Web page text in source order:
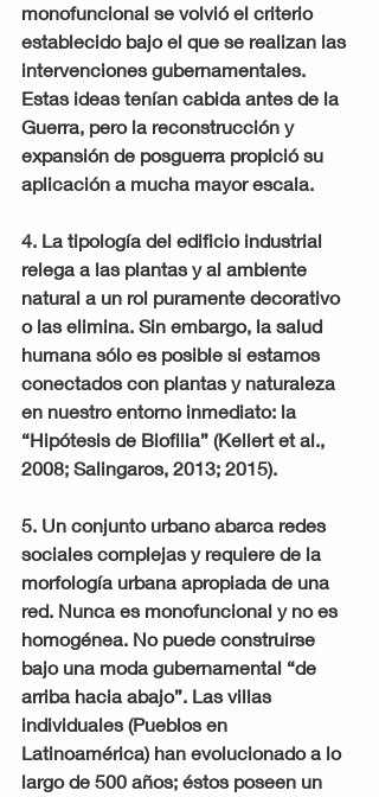
monofuncional se volvió el criterio
establecido bajo el que se realizan las
intervenciones gubernamentales.
Estas ideas tenían cabida antes de la
Guerra, pero la reconstrucción y
expansión de posguerra propició su
aplicación a mucha mayor escala.
4. La tipología del edificio industrial
relega a las plantas y al ambiente
natural a un rol puramente decorativo
o las elimina. Sin embargo, la salud
humana sólo es posible si estamos
conectados con plantas y naturaleza
en nuestro entorno inmediato: la
“Hipótesis de Biofilia” (Kellert et al.,
2008; Salingaros, 2013; 2015).
5. Un conjunto urbano abarca redes
sociales complejas y requiere de la
morfología urbana apropiada de una
red. Nunca es monofuncional y no es
homogénea. No puede construirse
bajo una moda gubernamental “de
arriba hacia abajo”. Las villas
individuales (Pueblos en
Latinoamérica) han evolucionado a lo
largo de 500 años; éstos poseen un